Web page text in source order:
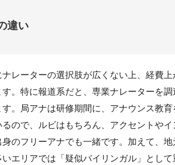
違い
レーターの選択肢が広くない上、経費
。特に報道系だと、専業ナレーターを
。局アナは研修期間に、アナウンス教
ので、ルビはもちろん、アクセントや
のフリーアナでも一緒です。加えて、
エリアでは「疑似バイリンガル」とし